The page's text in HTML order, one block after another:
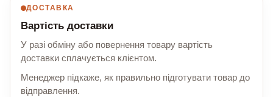
ДОСТАВКА
Вартість доставки
У разі обміну або повернення товару вартість
доставки сплачується клієнтом.
Менеджер підкаже, як правильно підготувати товар до
відправлення.